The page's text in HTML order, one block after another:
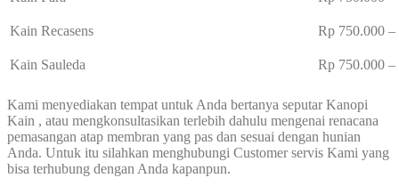
Kain Recasens Rp 750.000
Kain Sauleda Rp 750.000
Kami menyediakan tempat untuk Anda bertanya seputar Kanopi
Kain , atau mengkonsultasikan terlebih dahulu mengenai renacana
pemasangan atap membran yang pas dan sesuai dengan hunian
Anda. Untuk itu silahkan menghubungi Customer servis Kami yang
bisa terhubung dengan Anda kapanpun.